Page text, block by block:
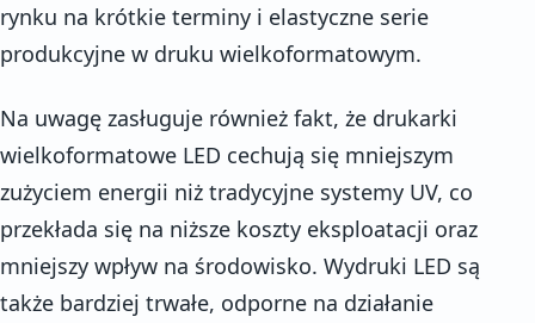
rynku na krótkie terminy i elastyczne serie
produkcyjne w druku wielkoformatowym.
Na uwagę zasługuje również fakt, że drukarki
wielkoformatowe LED cechują się mniejszym
zużyciem energii niż tradycyjne systemy UV, co
przekłada się na niższe koszty eksploatacji oraz
mniejszy wpływ na środowisko. Wydruki LED są
także bardziej trwałe, odporne na działanie